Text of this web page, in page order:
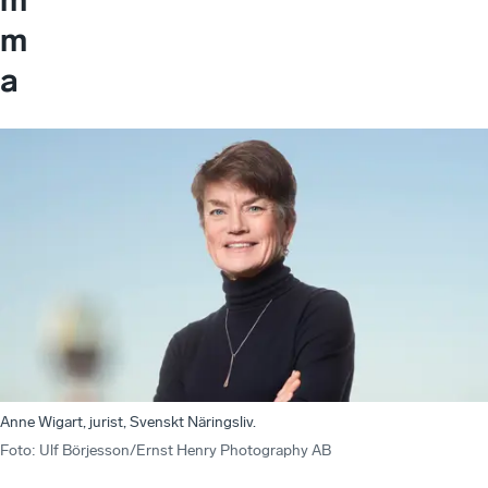
m
a
Anne Wigart, jurist, Svenskt Näringsliv.
Foto: Ulf Börjesson/Ernst Henry Photography AB